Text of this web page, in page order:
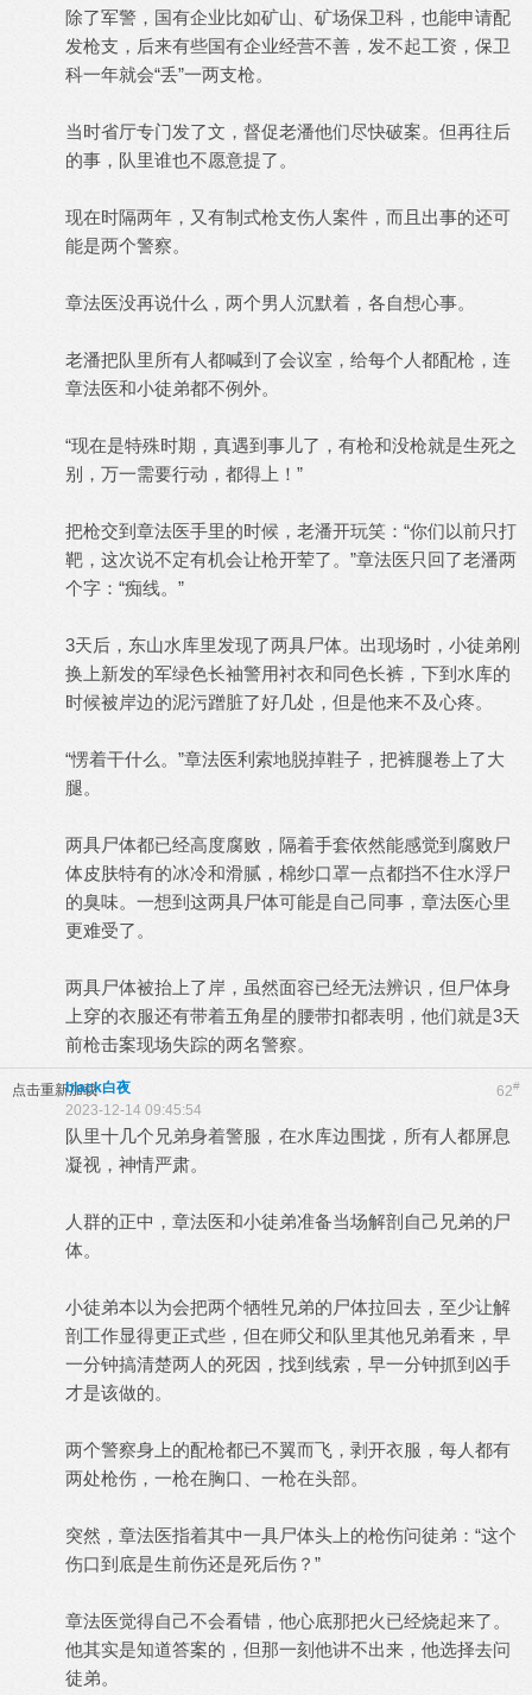
除了军警，国有企业比如矿山、矿场保卫科，也能申请配
发枪支，后来有些国有企业经营不善，发不起工资，保卫
科一年就会“丢”一两支枪。
当时省厅专门发了文，督促老潘他们尽快破案。但再往后
的事，队里谁也不愿意提了。
现在时隔两年，又有制式枪支伤人案件，而且出事的还可
能是两个警察。
章法医没再说什么，两个男人沉默着，各自想心事。
老潘把队里所有人都喊到了会议室，给每个人都配枪，连
章法医和小徒弟都不例外。
“现在是特殊时期，真遇到事儿了，有枪和没枪就是生死之
别，万一需要行动，都得上！”
把枪交到章法医手里的时候，老潘开玩笑：“你们以前只打
靶，这次说不定有机会让枪开荤了。”章法医只回了老潘两
个字：“痴线。”
3天后，东山水库里发现了两具尸体。出现场时，小徒弟刚
换上新发的军绿色长袖警用衬衣和同色长裤，下到水库的
时候被岸边的泥污蹭脏了好几处，但是他来不及心疼。
“愣着干什么。”章法医利索地脱掉鞋子，把裤腿卷上了大
腿。
两具尸体都已经高度腐败，隔着手套依然能感觉到腐败尸
体皮肤特有的冰冷和滑腻，棉纱口罩一点都挡不住水浮尸
的臭味。一想到这两具尸体可能是自己同事，章法医心里
更难受了。
两具尸体被抬上了岸，虽然面容已经无法辨识，但尸体身
上穿的衣服还有带着五角星的腰带扣都表明，他们就是3天
前枪击案现场失踪的两名警察。
点击重新加载 62#
black白夜
2023-12-14 09:45:54
队里十几个兄弟身着警服，在水库边围拢，所有人都屏息
凝视，神情严肃。
人群的正中，章法医和小徒弟准备当场解剖自己兄弟的尸
体。
小徒弟本以为会把两个牺牲兄弟的尸体拉回去，至少让解
剖工作显得更正式些，但在师父和队里其他兄弟看来，早
一分钟搞清楚两人的死因，找到线索，早一分钟抓到凶手
才是该做的。
两个警察身上的配枪都已不翼而飞，剥开衣服，每人都有
两处枪伤，一枪在胸口、一枪在头部。
突然，章法医指着其中一具尸体头上的枪伤问徒弟：“这个
伤口到底是生前伤还是死后伤？”
章法医觉得自己不会看错，他心底那把火已经烧起来了。
他其实是知道答案的，但那一刻他讲不出来，他选择去问
徒弟。